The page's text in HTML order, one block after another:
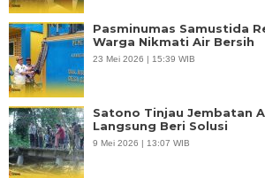
Pasminumas Samustida
Warga Nikmati Air Bersih
23 Mei 2026 | 15:39 WIB
Satono Tinjau Jembatan
Langsung Beri Solusi
9 Mei 2026 | 13:07 WIB